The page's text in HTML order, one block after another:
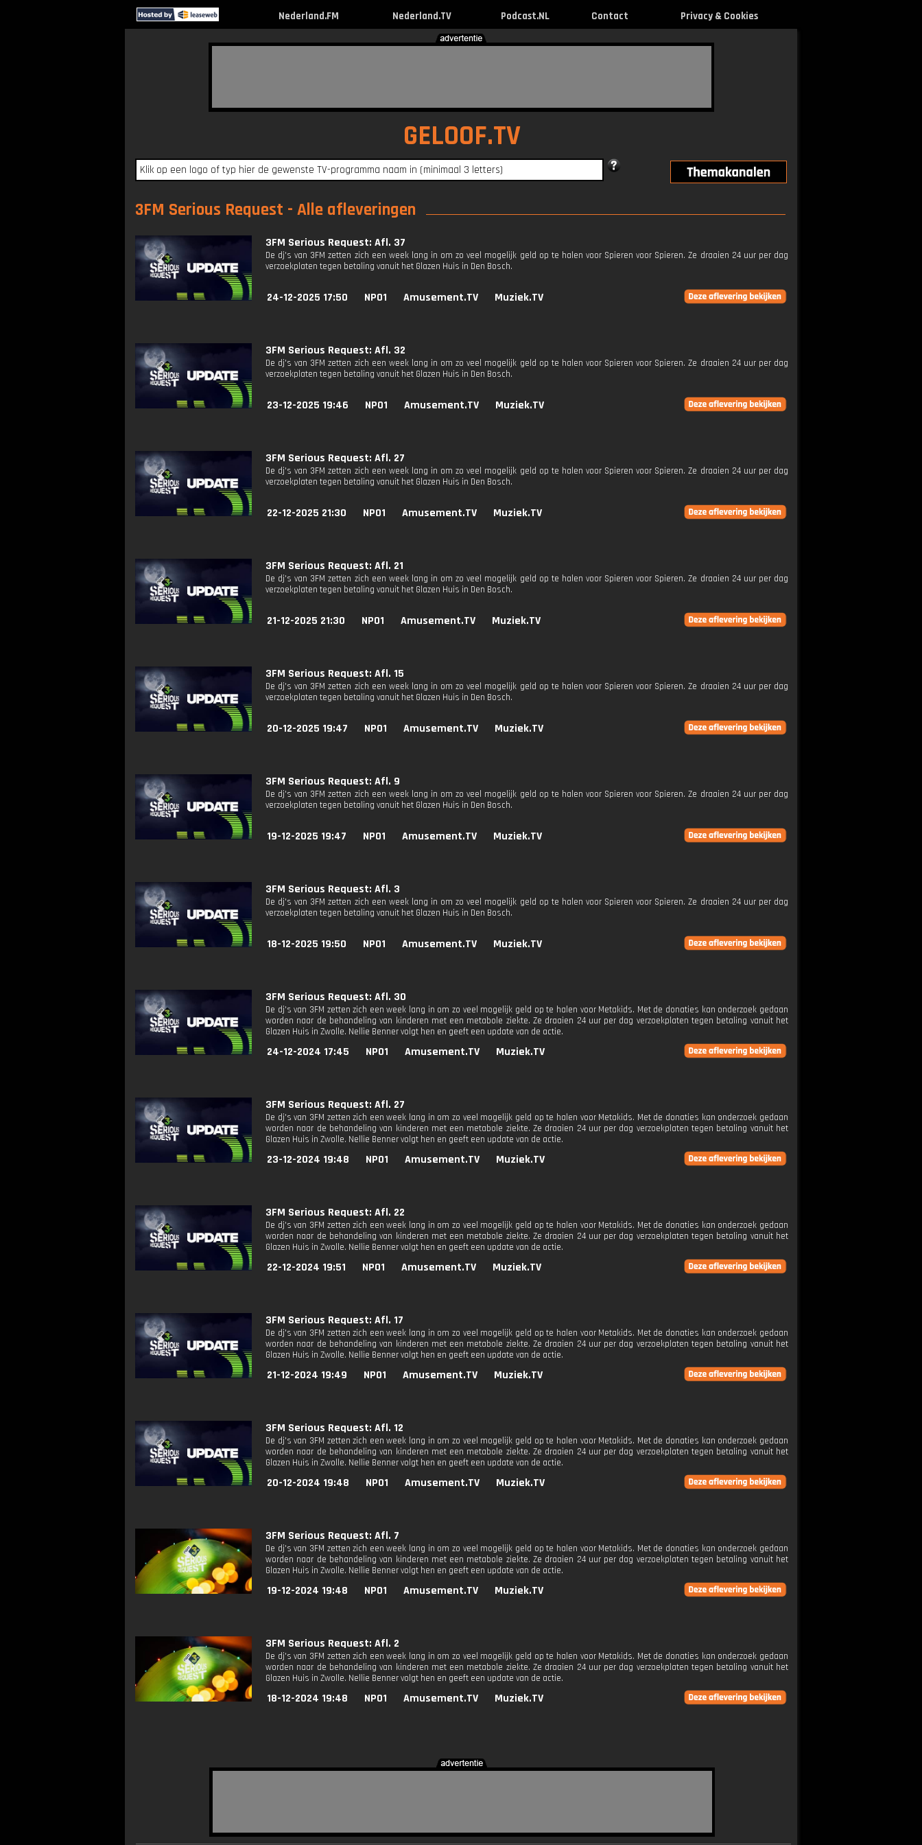
Nederland.FM Nederland.TV Podcast.NL Contact Privacy & Cookies
GELOOF.TV
3FM Serious Request - Alle afleveringen
3FM Serious Request: Afl. 37
De dj's van 3FM zetten zich een week lang in om zo veel mogelijk geld op te halen voor Spieren voor Spieren. Ze draaien 24 uur per dag
verzoekplaten tegen betaling vanuit het Glazen Huis in Den Bosch.
24-12-2025 17:50 NPO1 Amusement.TV Muziek.TV
3FM Serious Request: Afl. 32
De dj's van 3FM zetten zich een week lang in om zo veel mogelijk geld op te halen voor Spieren voor Spieren. Ze draaien 24 uur per dag
verzoekplaten tegen betaling vanuit het Glazen Huis in Den Bosch.
23-12-2025 19:46 NPO1 Amusement.TV Muziek.TV
3FM Serious Request: Afl. 27
De dj's van 3FM zetten zich een week lang in om zo veel mogelijk geld op te halen voor Spieren voor Spieren. Ze draaien 24 uur per dag
verzoekplaten tegen betaling vanuit het Glazen Huis in Den Bosch.
22-12-2025 21:30 NPO1 Amusement.TV Muziek.TV
3FM Serious Request: Afl. 21
De dj's van 3FM zetten zich een week lang in om zo veel mogelijk geld op te halen voor Spieren voor Spieren. Ze draaien 24 uur per dag
verzoekplaten tegen betaling vanuit het Glazen Huis in Den Bosch.
21-12-2025 21:30 NPO1 Amusement.TV Muziek.TV
3FM Serious Request: Afl. 15
De dj's van 3FM zetten zich een week lang in om zo veel mogelijk geld op te halen voor Spieren voor Spieren. Ze draaien 24 uur per dag
verzoekplaten tegen betaling vanuit het Glazen Huis in Den Bosch.
20-12-2025 19:47 NPO1 Amusement.TV Muziek.TV
3FM Serious Request: Afl. 9
De dj's van 3FM zetten zich een week lang in om zo veel mogelijk geld op te halen voor Spieren voor Spieren. Ze draaien 24 uur per dag
verzoekplaten tegen betaling vanuit het Glazen Huis in Den Bosch.
19-12-2025 19:47 NPO1 Amusement.TV Muziek.TV
3FM Serious Request: Afl. 3
De dj's van 3FM zetten zich een week lang in om zo veel mogelijk geld op te halen voor Spieren voor Spieren. Ze draaien 24 uur per dag
verzoekplaten tegen betaling vanuit het Glazen Huis in Den Bosch.
18-12-2025 19:50 NPO1 Amusement.TV Muziek.TV
3FM Serious Request: Afl. 30
De dj's van 3FM zetten zich een week lang in om zo veel mogelijk geld op te halen voor Metakids. Met de donaties kan onderzoek gedaan
worden naar de behandeling van kinderen met een metabole ziekte. Ze draaien 24 uur per dag verzoekplaten tegen betaling vanuit het
Glazen Huis in Zwolle. Nellie Benner volgt hen en geeft een update van de actie.
24-12-2024 17:45 NPO1 Amusement.TV Muziek.TV
3FM Serious Request: Afl. 27
De dj's van 3FM zetten zich een week lang in om zo veel mogelijk geld op te halen voor Metakids. Met de donaties kan onderzoek gedaan
worden naar de behandeling van kinderen met een metabole ziekte. Ze draaien 24 uur per dag verzoekplaten tegen betaling vanuit het
Glazen Huis in Zwolle. Nellie Benner volgt hen en geeft een update van de actie.
23-12-2024 19:48 NPO1 Amusement.TV Muziek.TV
3FM Serious Request: Afl. 22
De dj's van 3FM zetten zich een week lang in om zo veel mogelijk geld op te halen voor Metakids. Met de donaties kan onderzoek gedaan
worden naar de behandeling van kinderen met een metabole ziekte. Ze draaien 24 uur per dag verzoekplaten tegen betaling vanuit het
Glazen Huis in Zwolle. Nellie Benner volgt hen en geeft een update van de actie.
22-12-2024 19:51 NPO1 Amusement.TV Muziek.TV
3FM Serious Request: Afl. 17
De dj's van 3FM zetten zich een week lang in om zo veel mogelijk geld op te halen voor Metakids. Met de donaties kan onderzoek gedaan
worden naar de behandeling van kinderen met een metabole ziekte. Ze draaien 24 uur per dag verzoekplaten tegen betaling vanuit het
Glazen Huis in Zwolle. Nellie Benner volgt hen en geeft een update van de actie.
21-12-2024 19:49 NPO1 Amusement.TV Muziek.TV
3FM Serious Request: Afl. 12
De dj's van 3FM zetten zich een week lang in om zo veel mogelijk geld op te halen voor Metakids. Met de donaties kan onderzoek gedaan
worden naar de behandeling van kinderen met een metabole ziekte. Ze draaien 24 uur per dag verzoekplaten tegen betaling vanuit het
Glazen Huis in Zwolle. Nellie Benner volgt hen en geeft een update van de actie.
20-12-2024 19:48 NPO1 Amusement.TV Muziek.TV
3FM Serious Request: Afl. 7
De dj's van 3FM zetten zich een week lang in om zo veel mogelijk geld op te halen voor Metakids. Met de donaties kan onderzoek gedaan
worden naar de behandeling van kinderen met een metabole ziekte. Ze draaien 24 uur per dag verzoekplaten tegen betaling vanuit het
Glazen Huis in Zwolle. Nellie Benner volgt hen en geeft een update van de actie.
19-12-2024 19:48 NPO1 Amusement.TV Muziek.TV
3FM Serious Request: Afl. 2
De dj's van 3FM zetten zich een week lang in om zo veel mogelijk geld op te halen voor Metakids. Met de donaties kan onderzoek gedaan
worden naar de behandeling van kinderen met een metabole ziekte. Ze draaien 24 uur per dag verzoekplaten tegen betaling vanuit het
Glazen Huis in Zwolle. Nellie Benner volgt hen en geeft een update van de actie.
18-12-2024 19:48 NPO1 Amusement.TV Muziek.TV